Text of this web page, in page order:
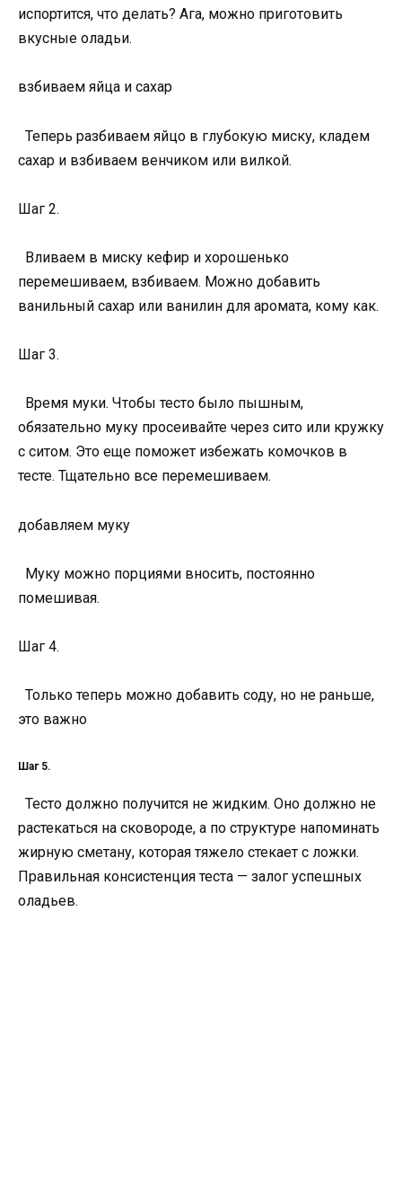
испортится, что делать? Ага, можно приготовить
вкусные оладьи.
взбиваем яйца и сахар
Теперь разбиваем яйцо в глубокую миску, кладем
сахар и взбиваем венчиком или вилкой.
Шаг 2.
Вливаем в миску кефир и хорошенько
перемешиваем, взбиваем. Можно добавить
ванильный сахар или ванилин для аромата, кому как.
Шаг 3.
Время муки. Чтобы тесто было пышным,
обязательно муку просеивайте через сито или кружку
с ситом. Это еще поможет избежать комочков в
тесте. Тщательно все перемешиваем.
добавляем муку
Муку можно порциями вносить, постоянно
помешивая.
Шаг 4.
Только теперь можно добавить соду, но не раньше,
это важно
Шаг 5.
Тесто должно получится не жидким. Оно должно не
растекаться на сковороде, а по структуре напоминать
жирную сметану, которая тяжело стекает с ложки.
Правильная консистенция теста — залог успешных
оладьев.